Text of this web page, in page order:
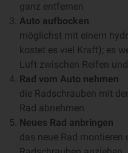
ganz entfernen
Auto aufbocken
möglichst mit einem
kostet es viel Kraft); es
Luft zwischen Reifen
Rad vom Auto nehmen
die Radschrauben mit
Rad abnehmen
Neues Rad anbringen
das neue Rad